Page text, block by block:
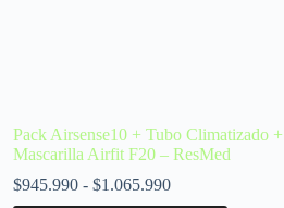
Pack Airsense10 + Tubo Climatizado +
Mascarilla Airfit F20 – ResMed
$945.990 - $1.065.990